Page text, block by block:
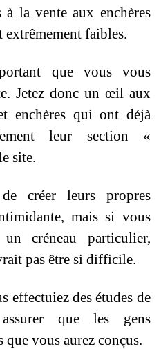
la vente aux enchères
extrêmement faibles.
que vous vous
Jetez donc un œil aux
enchères qui ont déjà
leur section «
site.
créer leurs propres
mais si vous
créneau particulier,
pas être si difficile.
effectuiez des études de
que les gens
vous aurez conçus.